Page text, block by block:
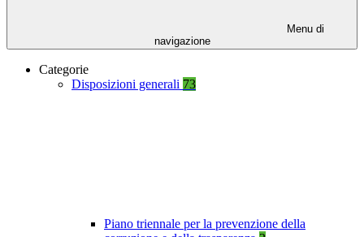
Menu di
navigazione
Categorie
Disposizioni generali 73
Piano triennale per la prevenzione della